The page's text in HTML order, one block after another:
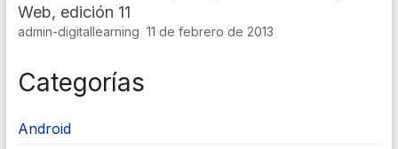
Web, edición 11
admin-digitallearning 11 de febrero de 2013
Categorías
Android